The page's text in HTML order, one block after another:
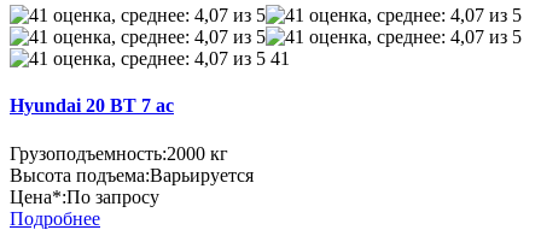
41
Hyundai 20 BT 7 ac
Грузоподъемность:2000 кг
Высота подъема:Варьируется
Цена*:По запросу
Подробнее